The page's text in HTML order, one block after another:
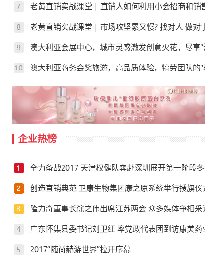
老黄直销实战课堂 | 直销人如何利用小会招商和销售
老黄直销实战课堂 | 市场攻坚累又慢? 找对人 做对事
澳大利亚会展中心，城市灵感激发创意火花，尽享“澳”
澳大利亚商务会奖旅游，高品质体验，犒劳团队的“玩”
企业热榜
全力备战2017 天津权健队奔赴深圳展开第一阶段冬训
创造直销典范 卫康生物集团康之原系统举行授旗仪式
隆力奇董事长徐之伟出席江苏两会 众多媒体争相采访
广东怀集县委书记刘卫红 率党政代表团到访康美药业
2017“随尚赫游世界”拉开序幕